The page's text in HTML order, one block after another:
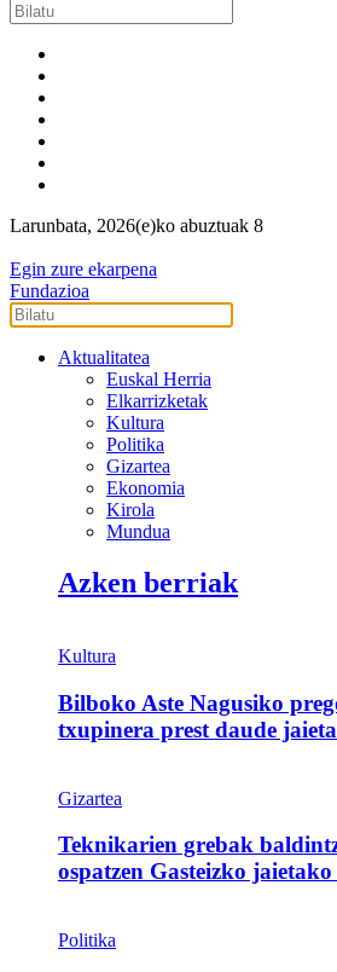
Larunbata, 2026(e)ko abuztuak 8
Egin zure ekarpena
Fundazioa
Aktualitatea
Euskal Herria
Elkarrizketak
Kultura
Politika
Gizartea
Ekonomia
Kirola
Mundua
Azken berriak
Kultura
Bilboko Aste Nagusiko
txupinera prest daude
Gizartea
Teknikarien grebak
ospatzen Gasteizko
Politika